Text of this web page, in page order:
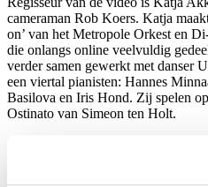
cameraman Rob Koers. Katja
on’ van het Metropole Orkest en
die onlangs online veelvuldig
verder samen gewerkt met danser
een viertal pianisten: Hannes
Basilova en Iris Hond. Zij spelen
Ostinato van Simeon ten Holt.